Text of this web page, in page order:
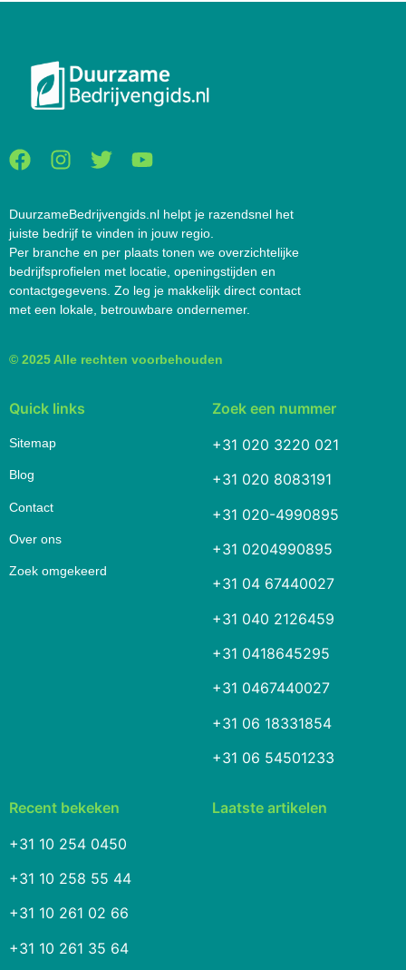
DuurzameBedrijvengids.nl helpt je razendsnel het
juiste bedrijf te vinden in jouw regio.
Per branche en per plaats tonen we overzichtelijke
bedrijfsprofielen met locatie, openingstijden en
contactgegevens. Zo leg je makkelijk direct contact
met een lokale, betrouwbare ondernemer.
© 2025 Alle rechten voorbehouden
Quick links
Sitemap
Blog
Contact
Over ons
Zoek omgekeerd
Zoek een nummer
+31 020 3220 021
+31 020 8083191
+31 020-4990895
+31 0204990895
+31 04 67440027
+31 040 2126459
+31 0418645295
+31 0467440027
+31 06 18331854
+31 06 54501233
Recent bekeken
+31 10 254 0450
+31 10 258 55 44
+31 10 261 02 66
+31 10 261 35 64
Laatste artikelen